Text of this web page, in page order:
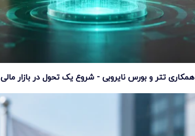
همکاری تتر و بورس نایروبی - شروع یک تحول در بازار مالی